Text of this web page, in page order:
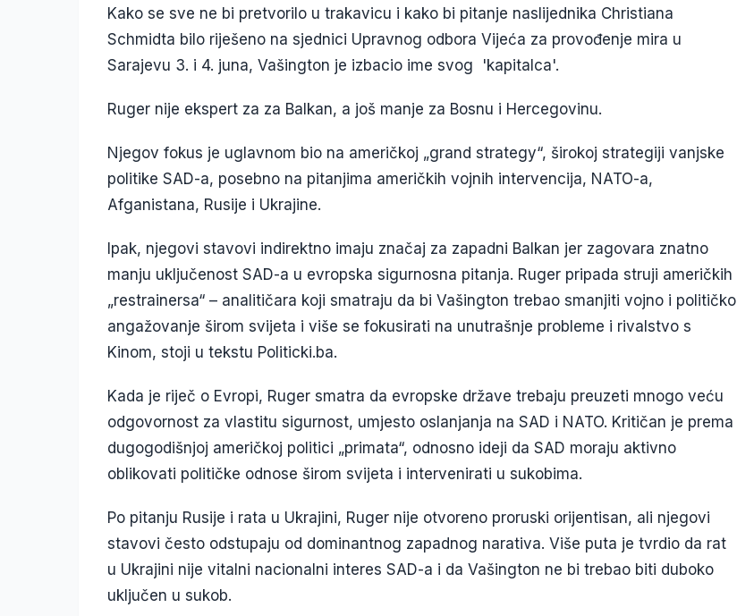
Kako se sve ne bi pretvorilo u trakavicu i kako bi pitanje naslijednika Christiana
Schmidta bilo riješeno na sjednici Upravnog odbora Vijeća za provođenje mira u
Sarajevu 3. i 4. juna, Vašington je izbacio ime svog 'kapitalca'.
Ruger nije ekspert za za Balkan, a još manje za Bosnu i Hercegovinu.
Njegov fokus je uglavnom bio na američkoj „grand strategy“, širokoj strategiji vanjske
politike SAD-a, posebno na pitanjima američkih vojnih intervencija, NATO-a,
Afganistana, Rusije i Ukrajine.
Ipak, njegovi stavovi indirektno imaju značaj za zapadni Balkan jer zagovara znatno
manju uključenost SAD-a u evropska sigurnosna pitanja. Ruger pripada struji američkih
„restrainersa“ – analitičara koji smatraju da bi Vašington trebao smanjiti vojno i političko
angažovanje širom svijeta i više se fokusirati na unutrašnje probleme i rivalstvo s
Kinom, stoji u tekstu Politicki.ba.
Kada je riječ o Evropi, Ruger smatra da evropske države trebaju preuzeti mnogo veću
odgovornost za vlastitu sigurnost, umjesto oslanjanja na SAD i NATO. Kritičan je prema
dugogodišnjoj američkoj politici „primata“, odnosno ideji da SAD moraju aktivno
oblikovati političke odnose širom svijeta i intervenirati u sukobima.
Po pitanju Rusije i rata u Ukrajini, Ruger nije otvoreno proruski orijentisan, ali njegovi
stavovi često odstupaju od dominantnog zapadnog narativa. Više puta je tvrdio da rat
u Ukrajini nije vitalni nacionalni interes SAD-a i da Vašington ne bi trebao biti duboko
uključen u sukob.